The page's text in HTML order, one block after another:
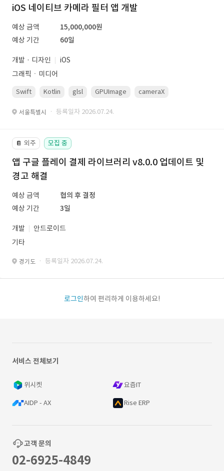
iOS 네이티브 카메라 필터 앱 개발
예상 금액
15,000,000원
예상 기간
60일
개발 · 디자인
iOS
그래픽ㆍ미디어
Swift Kotlin glsl GPUImage cameraX
서울특별시 · 등록일자 2026.07.24.
📔 외주 모집 중
앱 구글 플레이 결제 라이브러리 v8.0.0 업데이트 및
경고 해결
예상 금액
협의 후 결정
예상 기간
3일
개발
안드로이드
기타
경기도 · 등록일자 2026.07.24.
로그인하여 편리하게 이용하세요!
서비스 전체보기
위시켓 요즘IT
AIDP - AX Rise ERP
고객 문의
02-6925-4849